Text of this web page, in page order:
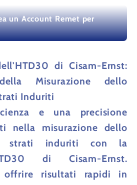
un Account Remet per
di Cisam-Ernst:
Misurazione dello
Induriti
e una precisione
nella misurazione dello
strati induriti con la
di Cisam-Ernst.
offrire risultati rapidi in